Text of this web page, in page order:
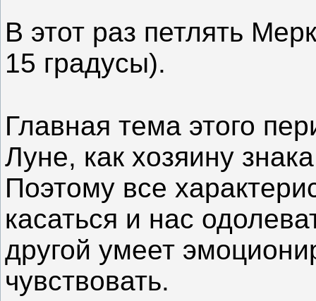
В этот раз петлять
15 градусы).
Главная тема этого
Луне, как хозяину
Поэтому все
касаться и нас
другой умеет
чувствовать.